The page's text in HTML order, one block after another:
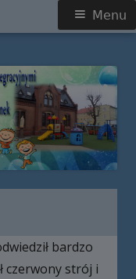
Oddziałami
przez
Menu
bardzo
czerwony strój i